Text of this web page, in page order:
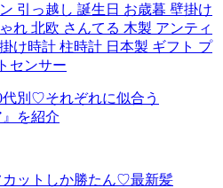
引っ越し 誕生日 お歳暮 壁掛け
れ 北欧 さんてる 木製 アンティ
け時計 柱時計 日本製 ギフト プ
センサー
代別♡それぞれに似合う
』を紹介
カットしか勝たん♡最新髪